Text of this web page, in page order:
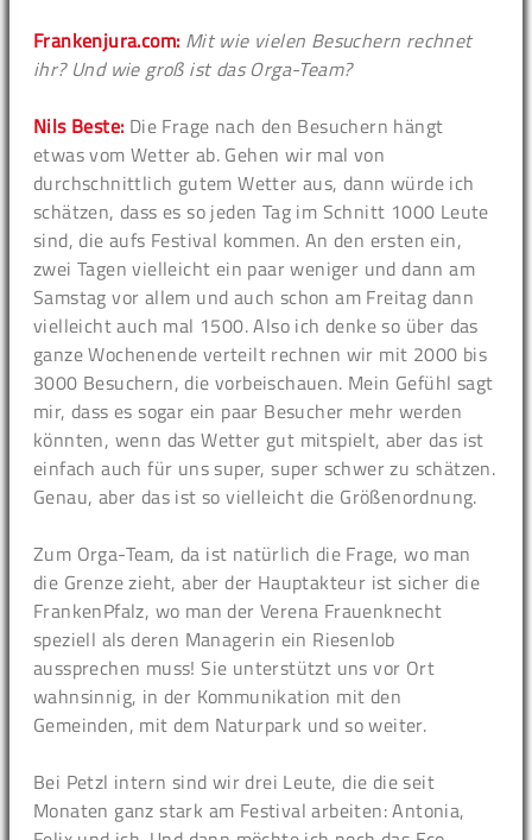
Frankenjura.com: Mit wie vielen Besuchern rechnet
ihr? Und wie groß ist das Orga-Team?
Nils Beste: Die Frage nach den Besuchern hängt
etwas vom Wetter ab. Gehen wir mal von
durchschnittlich gutem Wetter aus, dann würde ich
schätzen, dass es so jeden Tag im Schnitt 1000 Leute
sind, die aufs Festival kommen. An den ersten ein,
zwei Tagen vielleicht ein paar weniger und dann am
Samstag vor allem und auch schon am Freitag dann
vielleicht auch mal 1500. Also ich denke so über das
ganze Wochenende verteilt rechnen wir mit 2000 bis
3000 Besuchern, die vorbeischauen. Mein Gefühl sagt
mir, dass es sogar ein paar Besucher mehr werden
könnten, wenn das Wetter gut mitspielt, aber das ist
einfach auch für uns super, super schwer zu schätzen.
Genau, aber das ist so vielleicht die Größenordnung.
Zum Orga-Team, da ist natürlich die Frage, wo man
die Grenze zieht, aber der Hauptakteur ist sicher die
FrankenPfalz, wo man der Verena Frauenknecht
speziell als deren Managerin ein Riesenlob
aussprechen muss! Sie unterstützt uns vor Ort
wahnsinnig, in der Kommunikation mit den
Gemeinden, mit dem Naturpark und so weiter.
Bei Petzl intern sind wir drei Leute, die die seit
Monaten ganz stark am Festival arbeiten: Antonia,